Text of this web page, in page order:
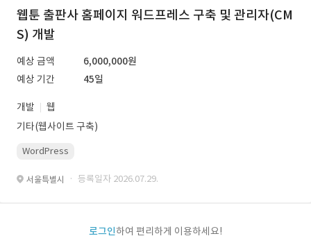
웹툰 출판사 홈페이지 워드프레스 구축 및 관리자(CM
S) 개발
예상 금액
6,000,000원
예상 기간
45일
개발
웹
기타(웹사이트 구축)
WordPress
서울특별시 · 등록일자 2026.07.29.
로그인하여 편리하게 이용하세요!